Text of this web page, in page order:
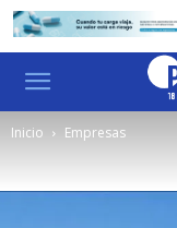
Inicio Empresas